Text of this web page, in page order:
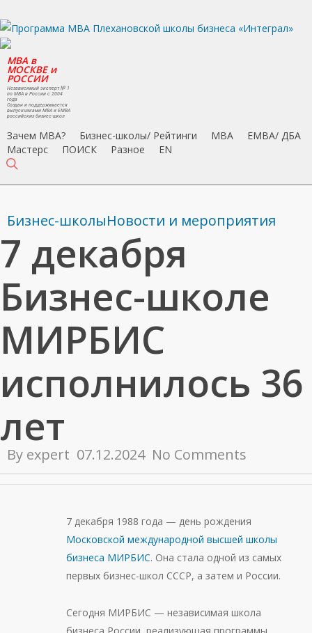
to
main
content
MBA в
МОСКВЕ и
РОССИИ
Независимый эксперт № 1
по MBA в России с 2004
года
Создан и поддерживается
выпускниками MBA и EMBA
российских бизнес-школ
Зачем MBA? Бизнес-школы/ Рейтинги MBA
EMBA/ ДБA
Мастерс
ПОИСК Разное EN
Бизнес-школыНовости и мероприятия
7 декабря
Бизнес-школе
МИРБИС
исполнилось 36
лет
By expert 07.12.2024 No Comments
7 декабря 1988 года — день рождения
Московской международной высшей школы
бизнеса МИРБИС. Она стала одной из самых
первых бизнес-школ СССР, а затем и России.
Сегодня МИРБИС — независимая школа